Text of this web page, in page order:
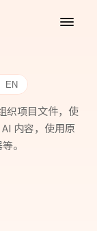
EN
织项目文件，使
内容，使用原
。